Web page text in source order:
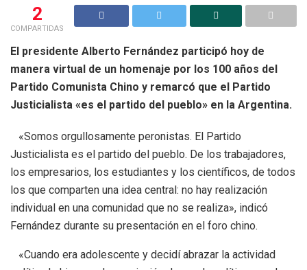
2
COMPARTIDAS
El presidente Alberto Fernández participó hoy de
manera virtual de un homenaje por los 100 años del
Partido Comunista Chino y remarcó que el Partido
Justicialista «es el partido del pueblo» en la Argentina.
«Somos orgullosamente peronistas. El Partido
Justicialista es el partido del pueblo. De los trabajadores,
los empresarios, los estudiantes y los científicos, de todos
los que comparten una idea central: no hay realización
individual en una comunidad que no se realiza», indicó
Fernández durante su presentación en el foro chino.
«Cuando era adolescente y decidí abrazar la actividad